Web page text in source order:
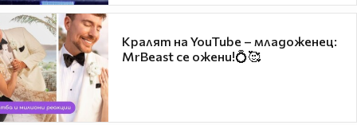
Кралят на YouTube – младоженец:
MrBeast се ожени!💍🥰